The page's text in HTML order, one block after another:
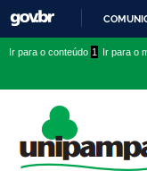
conteúdo
menu
superior
menu
Ir para o conteúdo 1 Ir para o